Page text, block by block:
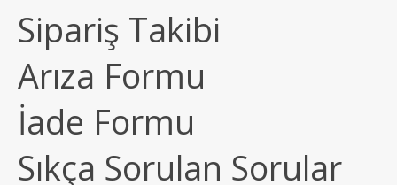
Sipariş Takibi
Arıza Formu
İade Formu
Sıkça Sorulan Sorular